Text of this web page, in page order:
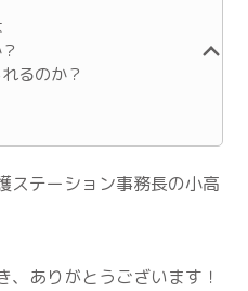
るのか？
ステーション事務長の小高
、ありがとうございます！